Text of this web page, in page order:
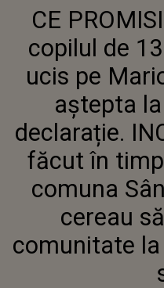
CE
copilul de
ucis pe
aștepta
declarație.
făcut în
comuna
cereau
comunitate